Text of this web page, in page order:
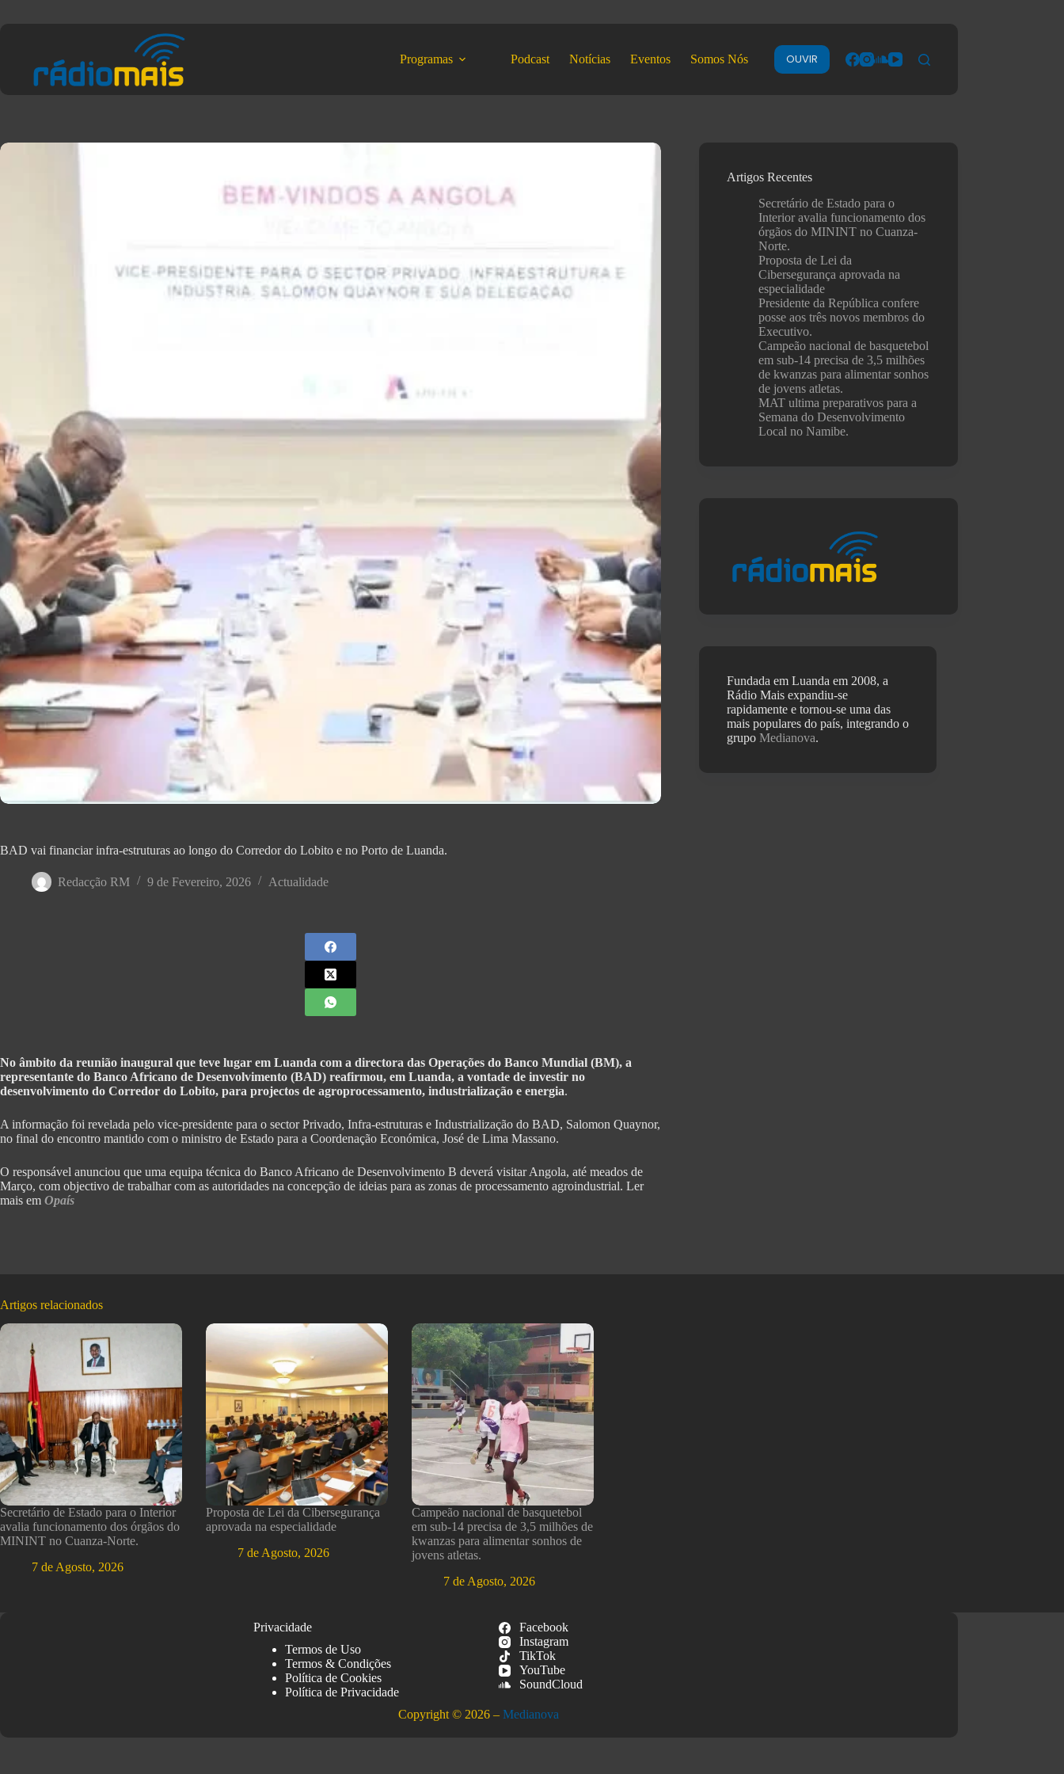
Programas Podcast Notícias Eventos Somos Nós OUVIR
BAD vai financiar infra-estruturas ao longo do Corredor do Lobito e no Porto de Luanda.
Redacção RM 9 de Fevereiro, 2026 Actualidade
No âmbito da reunião inaugural que teve lugar em Luanda com a directora das Operações do Banco Mundial (BM), a
representante do Banco Africano de Desenvolvimento (BAD) reafirmou, em Luanda, a vontade de investir no
desenvolvimento do Corredor do Lobito, para projectos de agroprocessamento, industrialização e energia.
A informação foi revelada pelo vice-presidente para o sector Privado, Infra-estruturas e Industrialização do BAD, Salomon Quaynor,
no final do encontro mantido com o ministro de Estado para a Coordenação Económica, José de Lima Massano.
O responsável anunciou que uma equipa técnica do Banco Africano de Desenvolvimento B deverá visitar Angola, até meados de
Março, com objectivo de trabalhar com as autoridades na concepção de ideias para as zonas de processamento agroindustrial. Ler
mais em Opaís
Artigos Recentes
Secretário de Estado para o
Interior avalia funcionamento dos
órgãos do MININT no Cuanza-
Norte.
Proposta de Lei da
Cibersegurança aprovada na
especialidade
Presidente da República confere
posse aos três novos membros do
Executivo.
Campeão nacional de basquetebol
em sub-14 precisa de 3,5 milhões
de kwanzas para alimentar sonhos
de jovens atletas.
MAT ultima preparativos para a
Semana do Desenvolvimento
Local no Namibe.
Fundada em Luanda em 2008, a
Rádio Mais expandiu-se
rapidamente e tornou-se uma das
mais populares do país, integrando o
grupoMedianova.
Artigos relacionados
Secretário de Estado para o Interior
avalia funcionamento dos órgãos do
MININT no Cuanza-Norte.
7 de Agosto, 2026
Proposta de Lei da Cibersegurança
aprovada na especialidade
7 de Agosto, 2026
Campeão nacional de basquetebol
em sub-14 precisa de 3,5 milhões de
kwanzas para alimentar sonhos de
jovens atletas.
7 de Agosto, 2026
Privacidade
Termos de Uso
Termos & Condições
Política de Cookies
Política de Privacidade
Facebook
Instagram
TikTok
YouTube
SoundCloud
Copyright © 2026 –Medianova